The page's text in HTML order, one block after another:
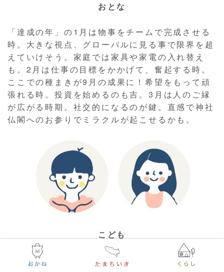
おとな
「達成の年」の1月は物事をチームで完成させる
時。大きな視点、グローバルに見る事で限界を超
えていけそう。家庭では家具や家電の入れ替え
も。2月は仕事の目標をかかげて、奮起する時。
ここでの種まきが9月の成果に！希望をもって頑
張れる時。投資を始めるのも吉。3月は人のご縁
が広がる時期。社交的になるのが鍵。直感で神社
仏閣へのお参りでミラクルが起こせるかも。
こども
クラスやチームのまとめ役を発揮できる時。いろ